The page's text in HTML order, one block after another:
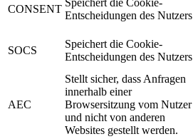
CONSENT
Speichert die Cookie-
Entscheidungen des Nutzers
SOCS
Speichert die Cookie-
Entscheidungen des Nutzers
AEC
Stellt sicher, dass Anfragen
innerhalb einer
Browsersitzung vom Nutzer
und nicht von anderen
Websites gestellt werden.